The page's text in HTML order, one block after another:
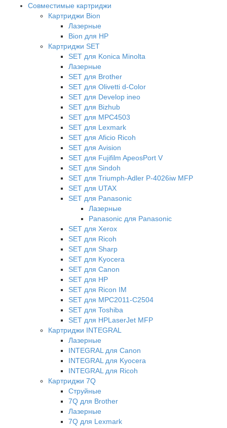
Совместимые картриджи
Картриджи Bion
Лазерные
Bion для HP
Картриджи SET
SET для Konica Minolta
Лазерные
SET для Brother
SET для Olivetti d-Color
SET для Develop ineo
SET для Bizhub
SET для MPC4503
SET для Lexmark
SET для Aficio Ricoh
SET для Avision
SET для Fujifilm ApeosPort V
SET для Sindoh
SET для Triumph-Adler P-4026iw MFP
SET для UTAX
SET для Panasonic
Лазерные
Panasonic для Panasonic
SET для Xerox
SET для Ricoh
SET для Sharp
SET для Kyocera
SET для Canon
SET для HP
SET для Ricon IM
SET для MPC2011-C2504
SET для Toshiba
SET для HPLaserJet MFP
Картриджи INTEGRAL
Лазерные
INTEGRAL для Canon
INTEGRAL для Kyocera
INTEGRAL для Ricoh
Картриджи 7Q
Струйные
7Q для Brother
Лазерные
7Q для Lexmark